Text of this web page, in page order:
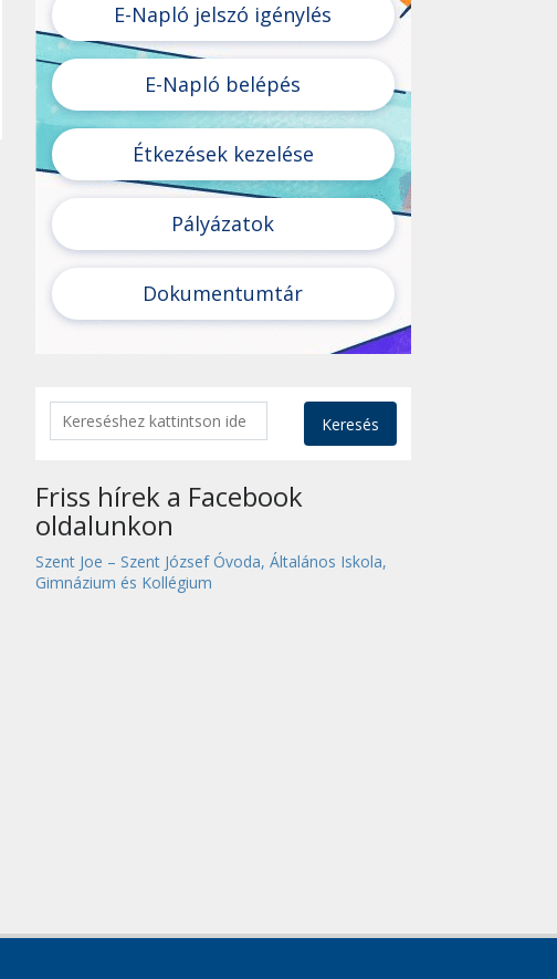
E-Napló jelszó igénylés
E-Napló belépés
Étkezések kezelése
Pályázatok
Dokumentumtár
Keresés
Friss hírek a Facebook
oldalunkon
Szent Joe – Szent József Óvoda, Általános Iskola,
Gimnázium és Kollégium